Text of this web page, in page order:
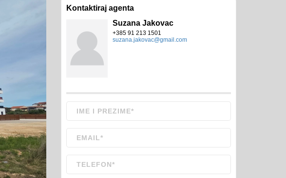
Kontaktiraj agenta
Suzana Jakovac
+385 91 213 1501
suzana.jakovac@gmail.com